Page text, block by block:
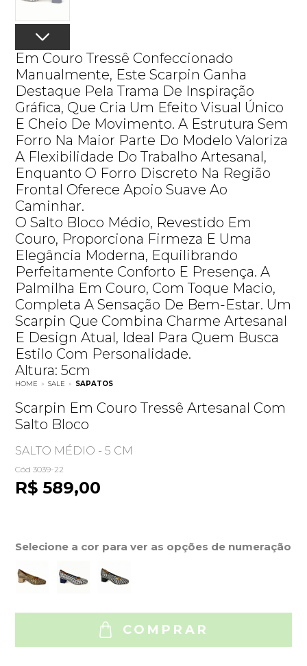
Em Couro Tressê Confeccionado
Manualmente, Este Scarpin Ganha
Destaque Pela Trama De Inspiração
Gráfica, Que Cria Um Efeito Visual Único
E Cheio De Movimento. A Estrutura Sem
Forro Na Maior Parte Do Modelo Valoriza
A Flexibilidade Do Trabalho Artesanal,
Enquanto O Forro Discreto Na Região
Frontal Oferece Apoio Suave Ao
Caminhar.
O Salto Bloco Médio, Revestido Em
Couro, Proporciona Firmeza E Uma
Elegância Moderna, Equilibrando
Perfeitamente Conforto E Presença. A
Palmilha Em Couro, Com Toque Macio,
Completa A Sensação De Bem-Estar. Um
Scarpin Que Combina Charme Artesanal
E Design Atual, Ideal Para Quem Busca
Estilo Com Personalidade.
Altura: 5cm
HOME » SALE » SAPATOS
Scarpin Em Couro Tressê Artesanal Com
Salto Bloco
SALTO MÉDIO - 5 CM
Cód 3039-22
R$ 589,00
Selecione a cor para ver as opções de numeração
COMPRAR